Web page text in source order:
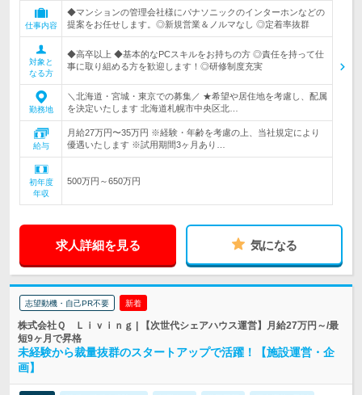
仕事内容
◆マンションの管理会社様にパナソニックのインターホンなどの
提案をお任せします。◎新規営業＆ノルマなし ◎定着率抜群
対象と
なる方
◆高卒以上 ◆基本的なPCスキルをお持ちの方 ◎責任を持って仕
事に取り組める方を歓迎します！◎研修制度充実
勤務地
＼北海道・宮城・東京での募集／ ★希望や居住地を考慮し、配属
を決定いたします 北海道札幌市中央区北…
給与
月給27万円〜35万円 ※経験・年齢を考慮の上、当社規定により
優遇いたします ※試用期間3ヶ月あり…
初年度
年収
500万円～650万円
求人詳細を見る 気になる
志望動機・自己PR不要 新着
株式会社Ｑ Ｌｉｖｉｎｇ | 【次世代シェアハウス運営】月給27万円～/最
短9ヶ月で昇格
未経験から裁量抜群のスタートアップで活躍！【施設運営・企
画】